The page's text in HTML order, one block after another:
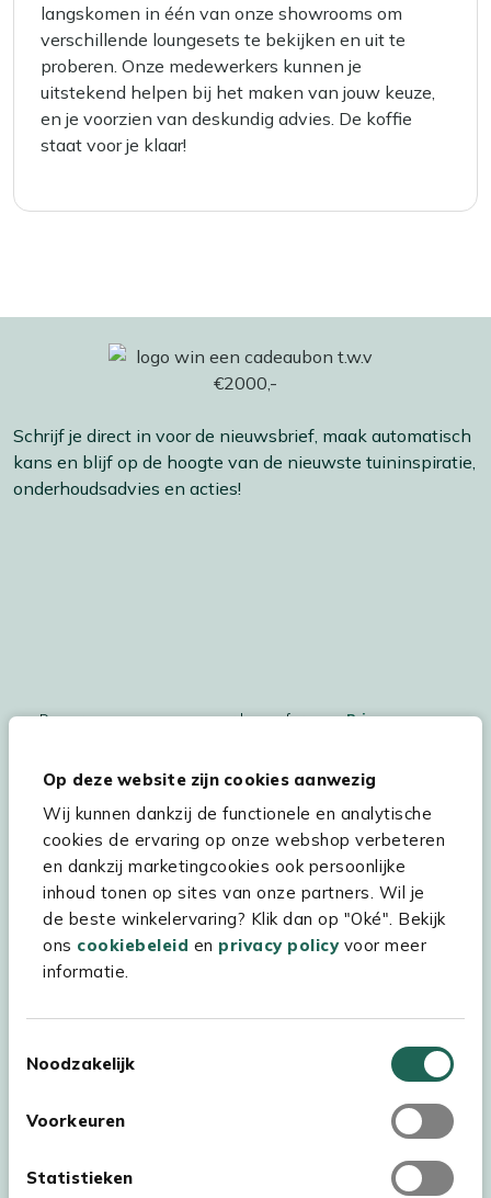
Op deze website zijn cookies aanwezig
Wij kunnen dankzij de functionele en analytische
cookies de ervaring op onze webshop verbeteren
en dankzij marketingcookies ook persoonlijke
inhoud tonen op sites van onze partners. Wil je
de beste winkelervaring? Klik dan op "Oké". Bekijk
ons cookiebeleid en privacy policyvoor meer
informatie.
Noodzakelijk
Voorkeuren
Statistieken
langskomen in één van onze showrooms om
verschillende loungesets te bekijken en uit te
proberen. Onze medewerkers kunnen je
uitstekend helpen bij het maken van jouw keuze,
en je voorzien van deskundig advies. De koffie
staat voor je klaar!
Schrijf je direct in voor de nieuwsbrief, maak automatisch
kans en blijf op de hoogte van de nieuwste tuininspiratie,
onderhoudsadvies en acties!
De persoonsgegegevens worden conform onsPrivacy
Hulp & service
Assortiment
Kees Smit Tuinmeubelen
Experience Stores XXL